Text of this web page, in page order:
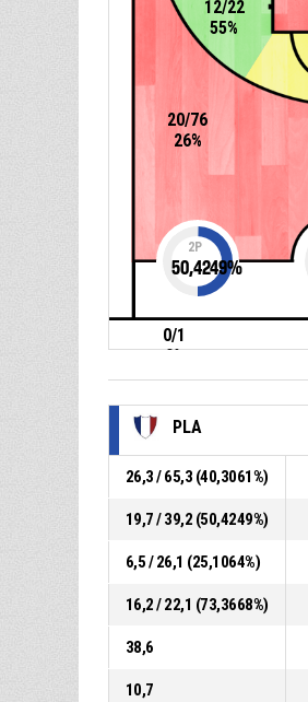
12/22
55%
0/1
0%
20/76
26%
2P
50,4249%
PLA
26,3 / 65,3 (40,3061%)
19,7 / 39,2 (50,4249%)
6,5 / 26,1 (25,1064%)
16,2 / 22,1 (73,3668%)
38,6
10,7